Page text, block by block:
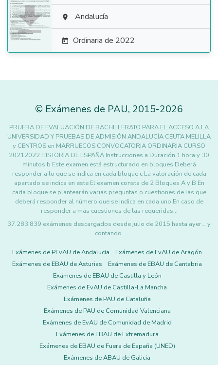
  Andalucía
 Ordinaria de 2022
© Exámenes de PAU, 2015-2026
PRUEBA DE EVALUACIÓN DE BACHILLERATO PARA EL ACCESO A LA
UNIVERSIDAD Y PRUEBAS DE ADMISIÓN ANDALUCÍA CEUTA MELILLA
y CENTROS en MARRUECOS CONVOCATORIA ORDINARIA CURSO
20212022 HISTORIA DE ESPAÑA Instrucciones a Duración 1 hora y 30
minutos b Este examen está estructurado en bloques Deberá
responder a lo que se indica en cada bloque c La valoración de cada
apartado se indica en este El examen consta de 2 Bloques A y B En
cada bloque se plantearán varias preguntas o cuestiones de las que
deberá responder al número que se indica en cada uno En caso de
responder a más cuestiones de las requeridas…
37.283.839 exámenes descargados desde julio de 2015 hasta ayer... y
contando.
Exámenes de PEvAU de Andalucía
Exámenes de EvAU de Aragón
Exámenes de EBAU de Asturias
Exámenes de EBAU de Cantabria
Exámenes de EBAU de Castilla y León
Exámenes de EvAU de Castilla-La Mancha
Exámenes de PAU de Cataluña
Exámenes de PAU de Comunidad Valenciana
Exámenes de EvAU de Comunidad de Madrid
Exámenes de EBAU de Extremadura
Exámenes de EBAU de Fuera de España (UNED)
Exámenes de ABAU de Galicia